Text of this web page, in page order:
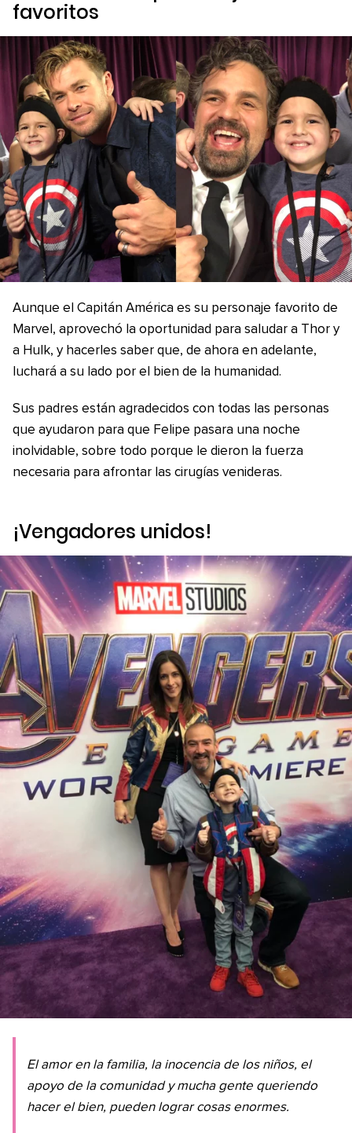
favoritos
Aunque el Capitán América es su personaje favorito de
Marvel, aprovechó la oportunidad para saludar a Thor y
a Hulk, y hacerles saber que, de ahora en adelante,
luchará a su lado por el bien de la humanidad.
Sus padres están agradecidos con todas las personas
que ayudaron para que Felipe pasara una noche
inolvidable, sobre todo porque le dieron la fuerza
necesaria para afrontar las cirugías venideras.
¡Vengadores unidos!
El amor en la familia, la inocencia de los niños, el
apoyo de la comunidad y mucha gente queriendo
hacer el bien, pueden lograr cosas enormes.